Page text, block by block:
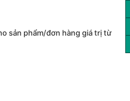
sản phẩm/đơn hàng giá trị từ